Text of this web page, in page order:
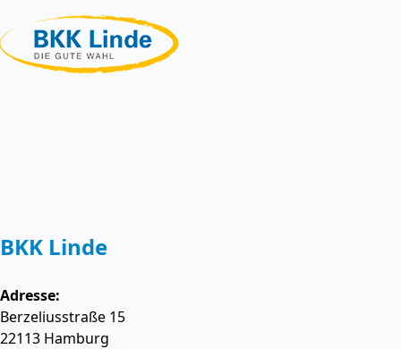
BKK Linde
Adresse:
Berzeliusstraße 15
22113 Hamburg